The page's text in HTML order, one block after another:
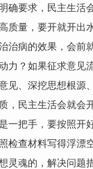
要求，民主生活
质量，要开就开出
治病的效果，会前
力？如果征求意见
见、深挖思想根源
，民主生活会就会
把手，要按照开
查材料写得浮漂
魂的，解决问题